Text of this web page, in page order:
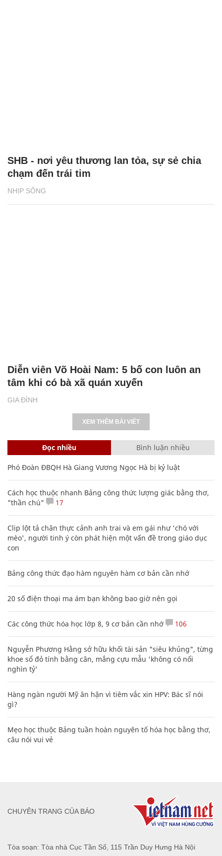
NHỊP SỐNG
SHB - nơi yêu thương lan tỏa, sự sẻ chia
chạm đến trái tim
GIA ĐÌNH
Diễn viên Võ Hoài Nam: 5 bố con luôn an
tâm khi có bà xã quán xuyến
XEM THÊM BÀI VIẾT
Đọc nhiều Bình luận nhiều
Phó Đoàn ĐBQH Hà Giang Vương Ngọc Hà bị kỷ luật
Cách học thuộc nhanh Bảng công thức lượng giác bằng thơ,
"thần chú"
17
Clip lột tả chân thực cảnh anh trai và em gái như 'chó với
mèo', người tinh ý còn phát hiện một vấn đề trong giáo dục
con
Bảng công thức đạo hàm nguyên hàm cơ bản cần nhớ
20 số điện thoại ma ám bạn không bao giờ nên gọi
Các công thức hóa học lớp 8, 9 cơ bản cần nhớ 106
Nguyễn Phương Hằng sở hữu khối tài sản "siêu khủng", từng
khoe sổ đỏ tính bằng cân, mắng cựu mẫu 'không có nổi
nghìn tỷ'
Hàng ngàn người Mỹ ân hận vì tiêm vắc xin HPV: Bác sĩ nói
gì?
Mẹo học thuộc Bảng tuần hoàn nguyên tố hóa học bằng thơ,
câu nói vui vẻ
Tòa soạn: Tòa nhà Cục Tần Số, 115 Trần Duy Hưng Hà Nội
CHUYÊN TRANG CỦA BÁO